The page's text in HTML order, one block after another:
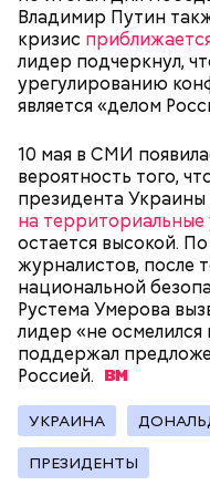
Владимир Путин
кризис
лидер подчеркнул,
урегулированию
является «делом
10 мая в СМИ
вероятность того,
президента Украины
на территориальные
остается высокой.
журналистов, после
национальной
Рустема Умерова
лидер «не
поддержал
Россией.
УКРАИНА
ПРЕЗИДЕНТЫ
Остров
Фото: Shutterstock
Он находился на
наймом персонала и
году Балмер сменил
генерального
года, после чего
держателем акций
оценивается в 126
Сара Носс родилась
Окружающие
уме до конца жизни.
возрасте 117 лет ей
является старейшим
женщина с улыбкой
Носс отмечала, что
активности и
возраста. Однако
числе повезло с
большое количество
Канэ Танака